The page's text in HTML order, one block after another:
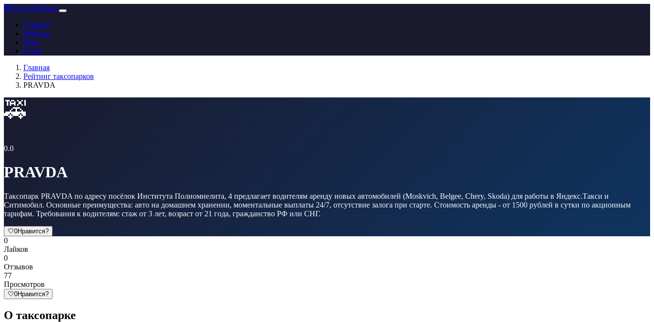
🚕ТаксоРейтинг
Главная
Рейтинг
Блог
О нас
Главная
Рейтинг таксопарков
PRAVDA
🚕
0.0
PRAVDA
Таксопарк PRAVDA по адресу посёлок Института Полиомиелита, 4 предлагает водителям аренду новых автомобилей (Moskvich, Belgee, Chery, Skoda) для работы в Яндекс.Такси и
Ситимобил. Основные преимущества: авто на домашнем хранении, моментальные выплаты 24/7, отсутствие залога при старте. Стоимость аренды - от 1500 рублей в сутки по акционным
тарифам. Требования к водителям: стаж от 3 лет, возраст от 21 года, гражданство РФ или СНГ.
🤍0Нравится?
0
Лайков
0
Отзывов
77
Просмотров
🤍0Нравится?
О таксопарке